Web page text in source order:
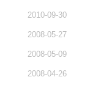
2010-09-30
2008-05-27
2008-05-09
2008-04-26